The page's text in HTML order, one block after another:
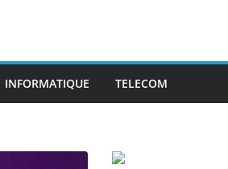
INFORMATIQUE TELECOM